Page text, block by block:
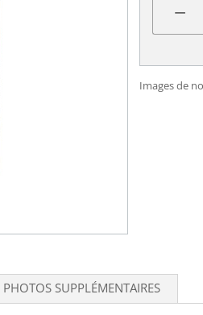
−
Images de
PHOTOS SUPPLÉMENTAIRES